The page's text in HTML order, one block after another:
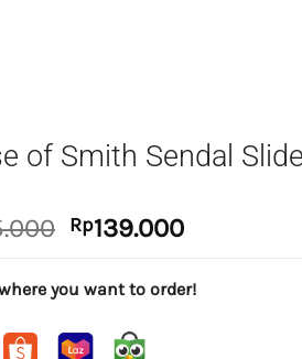
of Smith Sendal
Original
was:
Rp295.000.
Rp139.000Current
is:
you want to order!